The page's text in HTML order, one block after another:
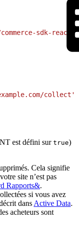
sdk-react'
collect'
est défini sur true)
Cela signifie
site n’est pas
Rapports&.
si vous avez
dans Active Data.
acheteurs sont